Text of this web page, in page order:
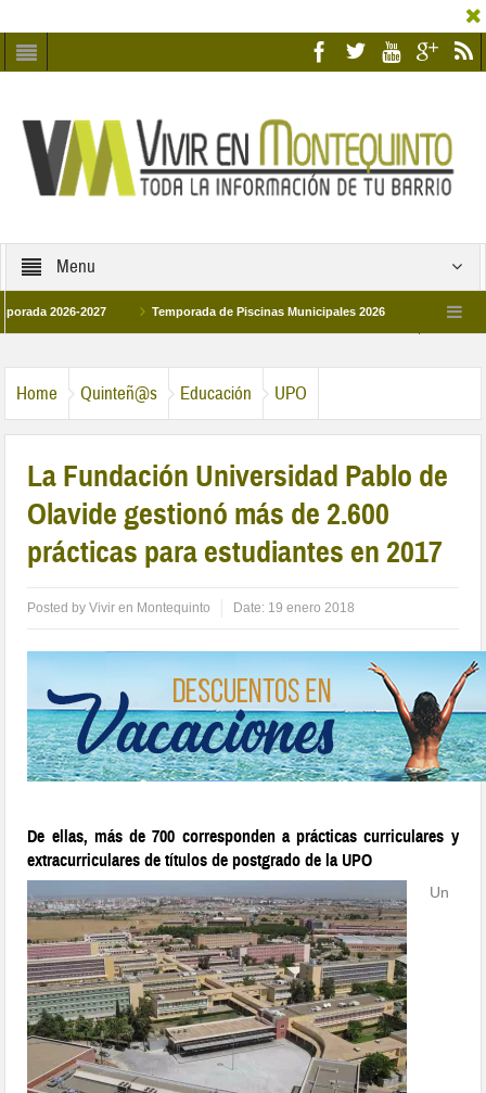
Menu
2027 Temporada de Piscinas Municipales 2026 Los Campus de
Home Quinteñ@s Educación UPO
La Fundación Universidad Pablo de
Olavide gestionó más de 2.600
prácticas para estudiantes en 2017
Posted byVivir en Montequinto Date: 19 enero 2018
De ellas, más de 700 corresponden a prácticas curriculares y
extracurriculares de títulos de postgrado de la UPO
Un